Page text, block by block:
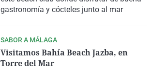
gastronomía y cócteles junto al mar
SABOR A MÁLAGA
Visitamos Bahía Beach Jazba, en
Torre del Mar